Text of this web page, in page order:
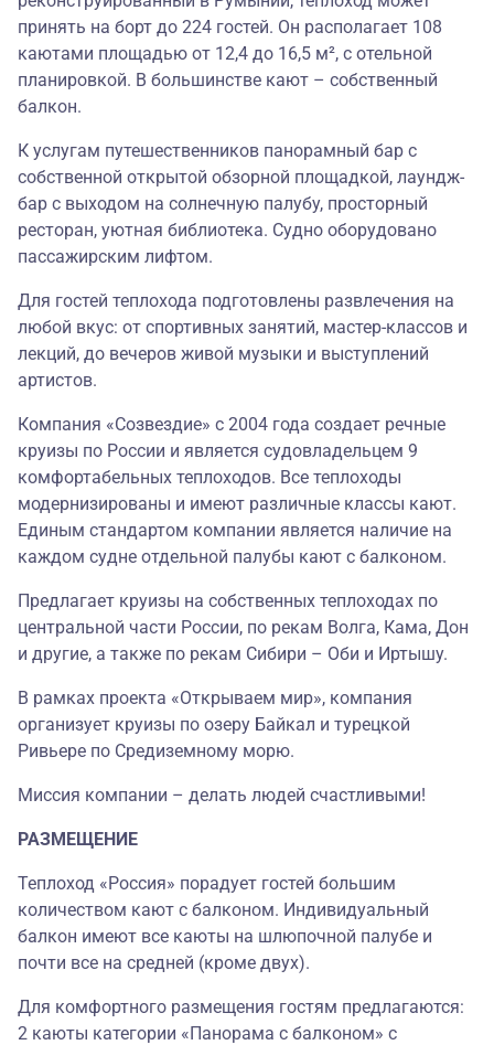
принять на борт до 224 гостей. Он располагает 108
каютами площадью от 12,4 до 16,5 м², с отельной
планировкой. В большинстве кают – собственный
балкон.
К услугам путешественников панорамный бар с
собственной открытой обзорной площадкой, лаундж-
бар с выходом на солнечную палубу, просторный
ресторан, уютная библиотека. Судно оборудовано
пассажирским лифтом.
Для гостей теплохода подготовлены развлечения на
любой вкус: от спортивных занятий, мастер-классов и
лекций, до вечеров живой музыки и выступлений
артистов.
Компания «Созвездие» с 2004 года создает речные
круизы по России и является судовладельцем 9
комфортабельных теплоходов. Все теплоходы
модернизированы и имеют различные классы кают.
Единым стандартом компании является наличие на
каждом судне отдельной палубы кают с балконом.
Предлагает круизы на собственных теплоходах по
центральной части России, по рекам Волга, Кама, Дон
и другие, а также по рекам Сибири – Оби и Иртышу.
В рамках проекта «Открываем мир», компания
организует круизы по озеру Байкал и турецкой
Ривьере по Средиземному морю.
Миссия компании – делать людей счастливыми!
РАЗМЕЩЕНИЕ
Теплоход «Россия» порадует гостей большим
количеством кают с балконом. Индивидуальный
балкон имеют все каюты на шлюпочной палубе и
почти все на средней (кроме двух).
Для комфортного размещения гостям предлагаются:
2 каюты категории «Панорама с балконом» с